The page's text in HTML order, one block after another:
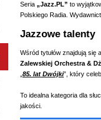
Seria „Jazz.PL” to
Polskiego Radia.
Jazzowe talenty
Wśród tytułów znajdują się
Zalewskiej Orchestra &
„85. lat Dwójki”, który
To idealna kategoria dla
jakości.